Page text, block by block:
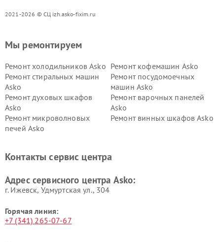
2021-2026 © СЦ izh.asko-fixim.ru
Мы ремонтируем
Ремонт холодильников Asko Ремонт кофемашин Asko
Ремонт стиральных машин
Asko
Ремонт посудомоечных
машин Asko
Ремонт духовых шкафов
Asko
Ремонт варочных панелей
Asko
Ремонт микроволновых
печей Asko
Ремонт винных шкафов Asko
Ремонт подогревателей
Ремонт промышленных
Asko
Контакты сервис центра
Адрес сервисного центра Asko:
г. Ижевск, Удмуртская ул., 304
Горячая линия:
+7 (341) 265-07-67